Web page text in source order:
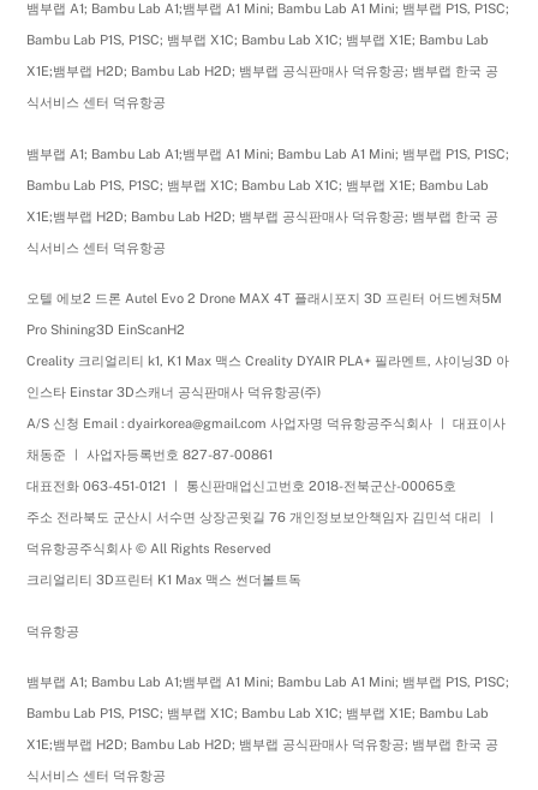
뱀부랩 A1; Bambu Lab A1;뱀부랩 A1 Mini; Bambu Lab A1 Mini; 뱀부랩 P1S, P1SC;
Bambu Lab P1S, P1SC; 뱀부랩 X1C; Bambu Lab X1C; 뱀부랩 X1E; Bambu Lab
X1E;뱀부랩 H2D; Bambu Lab H2D; 뱀부랩 공식판매사 덕유항공; 뱀부랩 한국 공
식서비스 센터 덕유항공
뱀부랩 A1; Bambu Lab A1;뱀부랩 A1 Mini; Bambu Lab A1 Mini; 뱀부랩 P1S, P1SC;
Bambu Lab P1S, P1SC; 뱀부랩 X1C; Bambu Lab X1C; 뱀부랩 X1E; Bambu Lab
X1E;뱀부랩 H2D; Bambu Lab H2D; 뱀부랩 공식판매사 덕유항공; 뱀부랩 한국 공
식서비스 센터 덕유항공
오텔 에보2 드론 Autel Evo 2 Drone MAX 4T 플래시포지 3D 프린터 어드벤쳐5M
Pro Shining3D EinScanH2
Creality 크리얼리티 k1, K1 Max 맥스 Creality DYAIR PLA+ 필라멘트, 샤이닝3D 아
인스타 Einstar 3D스캐너 공식판매사 덕유항공(주)
A/S 신청 Email : dyairkorea@gmail.com 사업자명 덕유항공주식회사 ㅣ 대표이사
채동준 ㅣ 사업자등록번호 827-87-00861
대표전화 063-451-0121 ㅣ 통신판매업신고번호 2018-전북군산-00065호
주소 전라북도 군산시 서수면 상장곤윗길 76 개인정보보안책임자 김민석 대리 ㅣ
덕유항공주식회사 © All Rights Reserved
크리얼리티 3D프린터 K1 Max 맥스 썬더볼트독
덕유항공
뱀부랩 A1; Bambu Lab A1;뱀부랩 A1 Mini; Bambu Lab A1 Mini; 뱀부랩 P1S, P1SC;
Bambu Lab P1S, P1SC; 뱀부랩 X1C; Bambu Lab X1C; 뱀부랩 X1E; Bambu Lab
X1E;뱀부랩 H2D; Bambu Lab H2D; 뱀부랩 공식판매사 덕유항공; 뱀부랩 한국 공
식서비스 센터 덕유항공